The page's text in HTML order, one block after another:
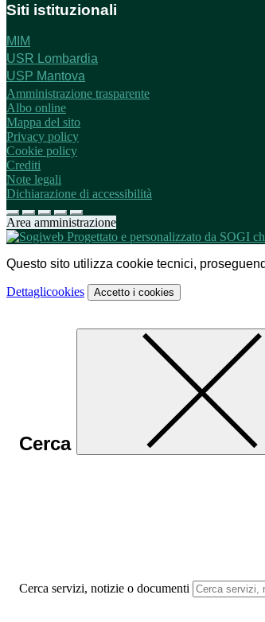
Siti istituzionali
MIM
USR Lombardia
USP Mantova
Amministrazione trasparente
Albo online
Mappa del sito
Privacy policy
Cookie policy
Crediti
Note legali
Dichiarazione di accessibilità
Area amministrazione
Questo sito utilizza cookie tecnici,
Dettaglicookies Accetto i cookies
Cerca
Cerca servizi, notizie o documenti